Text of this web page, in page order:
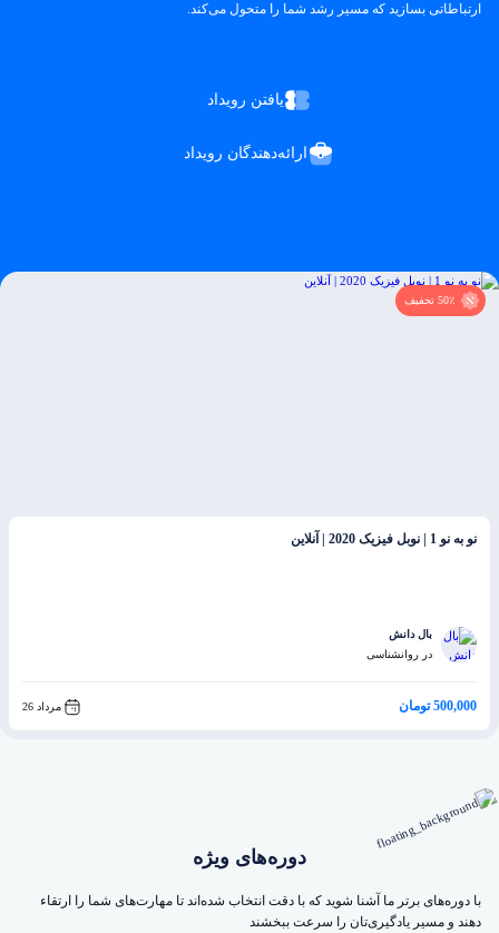
ارتباطاتی بسازید که مسیر رشد شما را متحول می‌کند.
یافتن رویداد
ارائه‌دهندگان رویداد
50٪ تخفیف
نو به نو 1 | نوبل فیزیک 2020 | آنلاین
بال دانش
در روانشناسی
500,000 تومان مرداد 26
دوره‌های ویژه
با دوره‌های برتر ما آشنا شوید که با دقت انتخاب شده‌اند تا مهارت‌های شما را ارتقاء
دهند و مسیر یادگیری‌تان را سرعت ببخشند